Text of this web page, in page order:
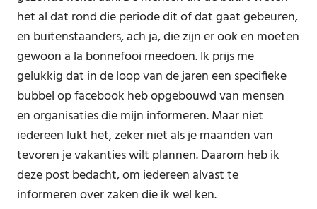
het al dat rond die periode dit of dat gaat gebeuren,
en buitenstaanders, ach ja, die zijn er ook en moeten
gewoon a la bonnefooi meedoen. Ik prijs me
gelukkig dat in de loop van de jaren een specifieke
bubbel op facebook heb opgebouwd van mensen
en organisaties die mijn informeren. Maar niet
iedereen lukt het, zeker niet als je maanden van
tevoren je vakanties wilt plannen. Daarom heb ik
deze post bedacht, om iedereen alvast te
informeren over zaken die ik wel ken.